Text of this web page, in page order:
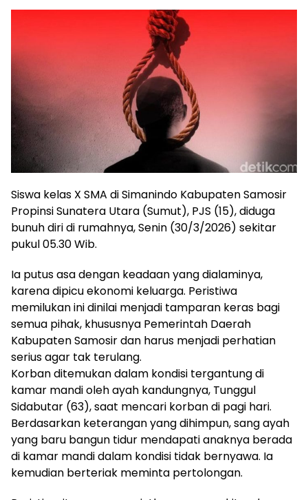
Siswa kelas X SMA di Simanindo Kabupaten Samosir
Propinsi Sunatera Utara (Sumut), PJS (15), diduga
bunuh diri di rumahnya, Senin (30/3/2026) sekitar
pukul 05.30 Wib.
Ia putus asa dengan keadaan yang dialaminya,
karena dipicu ekonomi keluarga. Peristiwa
memilukan ini dinilai menjadi tamparan keras bagi
semua pihak, khususnya Pemerintah Daerah
Kabupaten Samosir dan harus menjadi perhatian
serius agar tak terulang.
Korban ditemukan dalam kondisi tergantung di
kamar mandi oleh ayah kandungnya, Tunggul
Sidabutar (63), saat mencari korban di pagi hari.
Berdasarkan keterangan yang dihimpun, sang ayah
yang baru bangun tidur mendapati anaknya berada
di kamar mandi dalam kondisi tidak bernyawa. Ia
kemudian berteriak meminta pertolongan.